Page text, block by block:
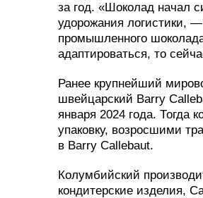
за год. «Шоколад начал
удорожания логистики,
промышленного
адаптироваться, то
Ранее крупнейший
швейцарский Barry
января 2024 года. Тогда
упаковку, возросшими
в Barry Callebaut.
Колумбийский
кондитерские изделия,